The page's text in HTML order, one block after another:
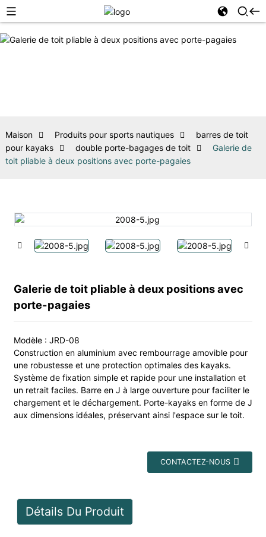
Maison Produits pour sports nautiques
barres de toit
pour kayaks
double porte-bagages de toit
Galerie de
toit pliable à deux positions avec porte-pagaies
Galerie de toit pliable à deux positions avec
porte-pagaies
Modèle : JRD-08
Construction en aluminium avec rembourrage amovible pour
une robustesse et une protection optimales des kayaks.
Système de fixation simple et rapide pour une installation et
un retrait faciles. Barre en J à large ouverture pour faciliter le
chargement et le déchargement. Porte-kayaks en forme de J
aux dimensions idéales, préservant ainsi l'espace sur le toit.
CONTACTEZ-NOUS
Détails Du Produit